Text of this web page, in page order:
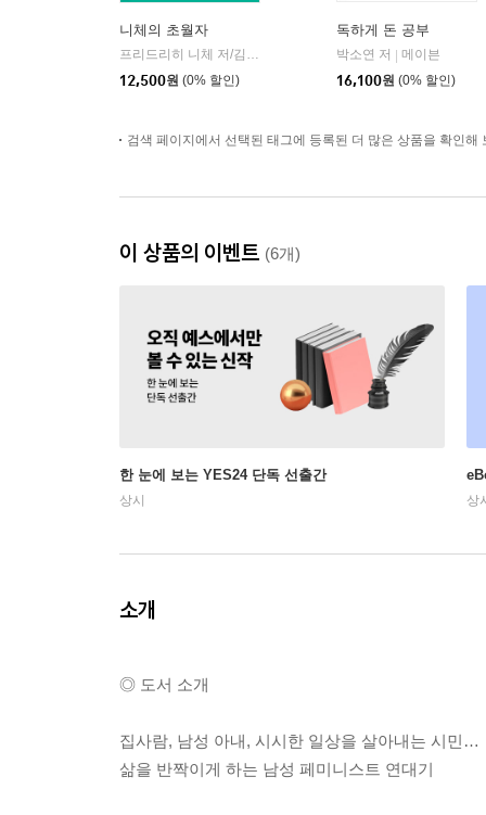
니체의 초월자
프리드리히 니체 저/김철 편역
12,500원 (0% 할인)
독하게 돈 공부
박소연 저
메이븐
16,100원 (0% 할인)
검색 페이지에서 선택된 태그에 등록된 더 많은 상품을 확인해
이 상품의 이벤트 (6개)
한 눈에 보는 YES24 단독 선출간
상시 상
소개
◎ 도서 소개
집사람, 남성 아내, 시시한 일상을 살아내는 시민…
삶을 반짝이게 하는 남성 페미니스트 연대기